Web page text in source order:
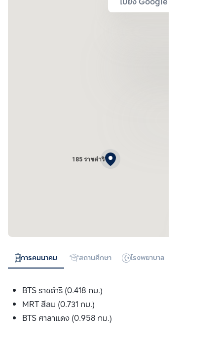
185 ราชดำริ
การคมนาคม สถานศึกษา โรงพยาบาล
BTS ราชดำริ (0.418 กม.)
MRT สีลม (0.731 กม.)
BTS ศาลาแดง (0.958 กม.)